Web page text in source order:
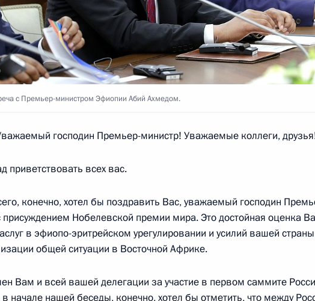
2019 года, суббота
разговор с Президентом Франции Эммануэлем
года, 16:45
года, 13:00 Москва, Кремль
2019 года, пятница
руководителем Федеральной таможенной службы
Булавиным
с Премьер-министром Эфиопии Абий Ахмедом.
господин Премьер-министр! Уважаемые коллеги,
приветствовать всех вас.
конечно, хотел бы поздравить Вас, уважаемый господин
присуждением Нобелевской премии мира. Это достойная оценка
в эфиопо-эритрейском урегулировании и усилий вашей страны
общей ситуации в Восточной Африке.
Вам и всей вашей делегации за участие в первом саммите
начале нашей беседы, конечно, хотел бы отметить, что между